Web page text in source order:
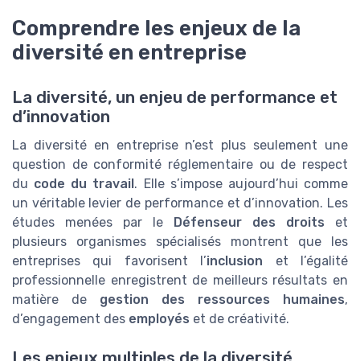
Comprendre les enjeux de la
diversité en entreprise
La diversité, un enjeu de performance et
d’innovation
La diversité en entreprise n’est plus seulement une
question de conformité réglementaire ou de respect
du code du travail. Elle s’impose aujourd’hui comme
un véritable levier de performance et d’innovation. Les
études menées par le Défenseur des droits et
plusieurs organismes spécialisés montrent que les
entreprises qui favorisent l’inclusion et l’égalité
professionnelle enregistrent de meilleurs résultats en
matière de gestion des ressources humaines,
d’engagement des employés et de créativité.